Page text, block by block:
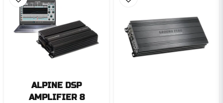
ALPINE DSP
AMPLIFIER 8